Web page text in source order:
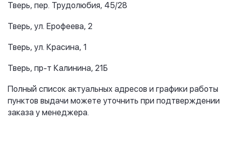
Тверь, пер. Трудолюбия, 45/28
Тверь, ул. Ерофеева, 2
Тверь, ул. Красина, 1
Тверь, пр-т Калинина, 21Б
Полный список актуальных адресов и графики работы
пунктов выдачи можете уточнить при подтверждении
заказа у менеджера.